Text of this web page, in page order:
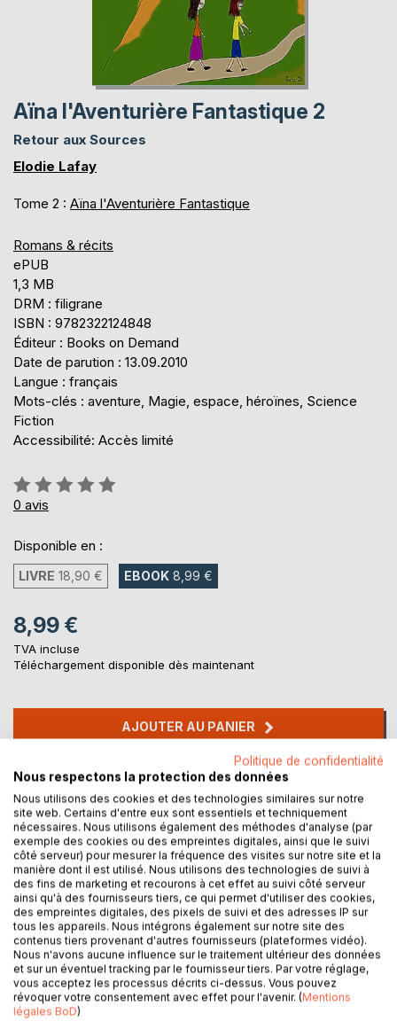
Aïna l'Aventurière Fantastique 2
Retour aux Sources
Elodie Lafay
Tome 2 : Aïna l'Aventurière Fantastique
Romans & récits
ePUB
1,3 MB
DRM : filigrane
ISBN : 9782322124848
Éditeur : Books on Demand
Date de parution : 13.09.2010
Langue : français
Mots-clés : aventure, Magie, espace, héroïnes, Science
Fiction
Accessibilité: Accès limité
Évaluation:
0%
0 avis
Disponible en :
LIVRE 18,90 € EBOOK 8,99 €
8,99 €
TVA incluse
Téléchargement disponible dès maintenant
AJOUTER AU PANIER
Ajouter à ma liste d'envies
Laisser un avis
DESCRIPTION
Les habitants du Monde de l'Au-delà sont en danger. Le
Gouverneur de la Cité Tirane et son bras droit le Souverain
de Brace envoient des armées les envahir. Le Grand
Politique de confidentialité
Nous respectons la protection des données
Nous utilisons des cookies et des technologies similaires sur notre
site web. Certains d'entre eux sont essentiels et techniquement
nécessaires. Nous utilisons également des méthodes d'analyse (par
exemple des cookies ou des empreintes digitales, ainsi que le suivi
côté serveur) pour mesurer la fréquence des visites sur notre site et la
manière dont il est utilisé. Nous utilisons des technologies de suivi à
des fins de marketing et recourons à cet effet au suivi côté serveur
ainsi qu'à des fournisseurs tiers, ce qui permet d'utiliser des cookies,
des empreintes digitales, des pixels de suivi et des adresses IP sur
tous les appareils. Nous intégrons également sur notre site des
contenus tiers provenant d'autres fournisseurs (plateformes vidéo).
Nous n'avons aucune influence sur le traitement ultérieur des données
et sur un éventuel tracking par le fournisseur tiers. Par votre réglage,
vous acceptez les processus décrits ci-dessus. Vous pouvez
révoquer votre consentement avec effet pour l'avenir. (Mentions
légales BoD)